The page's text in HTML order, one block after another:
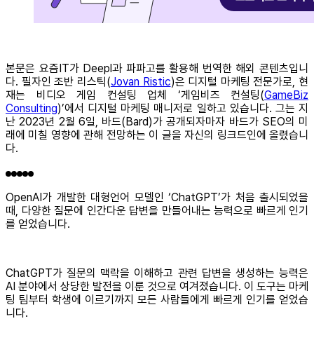
본문은 요즘IT가 Deepl과 파파고를 활용해 번역한 해외 콘텐츠입니
다. 필자인 조반 리스틱(Jovan Ristic)은 디지털 마케팅 전문가로, 현
재는 비디오 게임 컨설팅 업체 ‘게임비즈 컨설팅(GameBiz
Consulting)’에서 디지털 마케팅 매니저로 일하고 있습니다. 그는 지
난 2023년 2월 6일, 바드(Bard)가 공개되자마자 바드가 SEO의 미
래에 미칠 영향에 관해 전망하는 이 글을 자신의 링크드인에 올렸습니
다.
OpenAI가 개발한 대형언어 모델인 ‘ChatGPT’가 처음 출시되었을
때, 다양한 질문에 인간다운 답변을 만들어내는 능력으로 빠르게 인기
를 얻었습니다.
ChatGPT가 질문의 맥락을 이해하고 관련 답변을 생성하는 능력은
AI 분야에서 상당한 발전을 이룬 것으로 여겨졌습니다. 이 도구는 마케
팅 팀부터 학생에 이르기까지 모든 사람들에게 빠르게 인기를 얻었습
니다.